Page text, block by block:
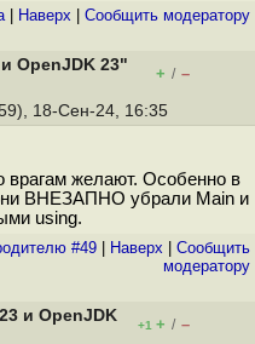
| Наверх Cообщить модератору
OpenJDK 23" + / –
18-Сен-24, 16:35
врагам желают. Особенно в
они ВНЕЗАПНО убрали Main и
using.
#49 Наверх
Cообщить
модератору
и OpenJDK
+1 + / –